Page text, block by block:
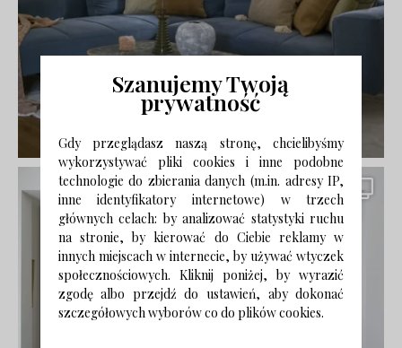
Szanujemy Twoją
prywatność
Gdy przeglądasz naszą stronę, chcielibyśmy
wykorzystywać pliki cookies i inne podobne
technologie do zbierania danych (m.in. adresy IP,
inne identyfikatory internetowe) w trzech
głównych celach: by analizować statystyki ruchu
na stronie, by kierować do Ciebie reklamy w
innych miejscach w internecie, by używać wtyczek
społecznościowych. Kliknij poniżej, by wyrazić
zgodę albo przejdź do ustawień, aby dokonać
szczegółowych wyborów co do plików cookies.